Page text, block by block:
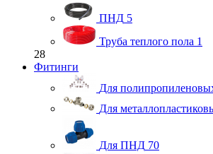
ПНД 5
Труба теплого пола 1
28
Фитинги
Для
Для
Для ПНД 70